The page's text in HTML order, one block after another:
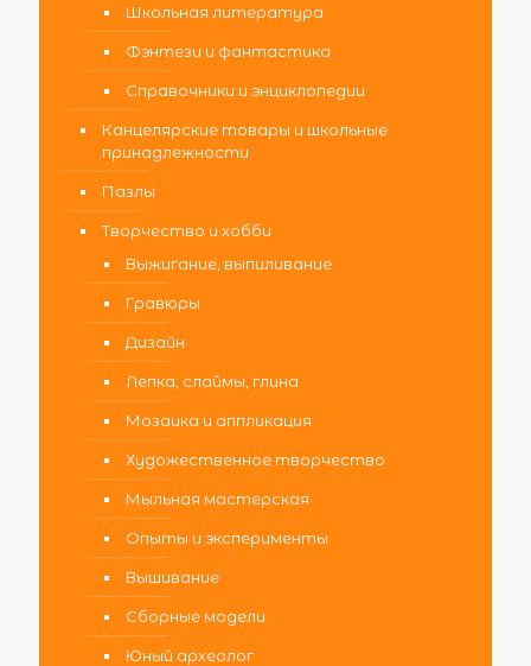
Школьная литература
Фэнтези и фантастика
Справочники и энциклопедии
Канцелярские товары и школьные
принадлежности
Пазлы
Творчество и хобби
Выжигание, выпиливание
Гравюры
Дизайн
Лепка, слаймы, глина
Мозаика и аппликация
Художественное творчество
Мыльная мастерская
Опыты и эксперименты
Вышивание
Сборные модели
Юный археолог